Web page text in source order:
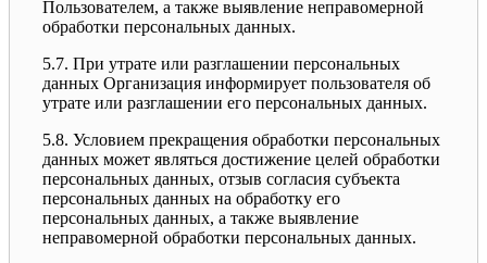
Пользователем, а также выявление неправомерной
обработки персональных данных.
5.7. При утрате или разглашении персональных
данных Организация информирует пользователя об
утрате или разглашении его персональных данных.
5.8. Условием прекращения обработки персональных
данных может являться достижение целей обработки
персональных данных, отзыв согласия субъекта
персональных данных на обработку его
персональных данных, а также выявление
неправомерной обработки персональных данных.